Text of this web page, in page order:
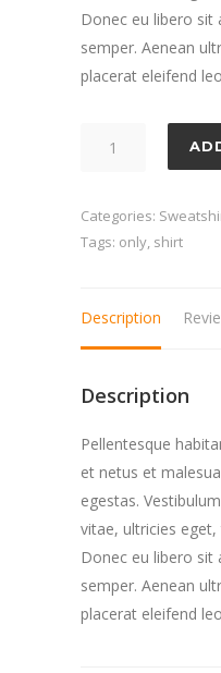
Donec eu libero sit
semper. Aenean
placerat eleifend
Categories:
Tags: only, shirt
Description
Description
Pellentesque
et netus et
egestas.
vitae, ultricies
Donec eu libero sit
semper. Aenean
placerat eleifend